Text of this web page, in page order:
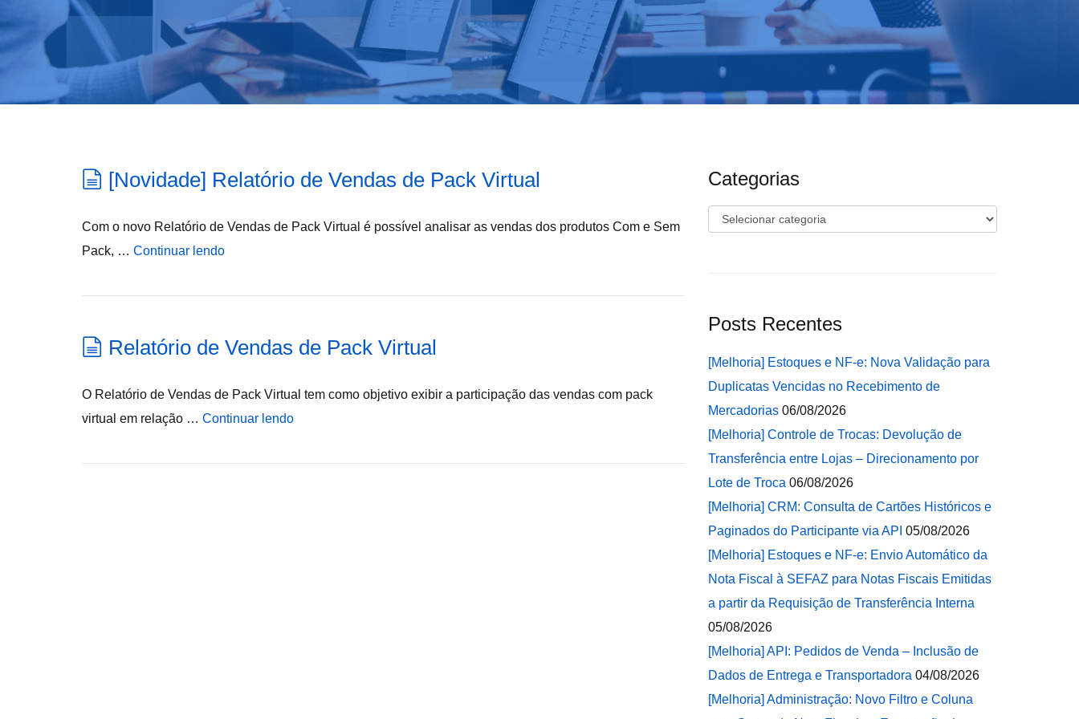
[Novidade] Relatório de Vendas de Pack Virtual
Com o novo Relatório de Vendas de Pack Virtual é possível analisar as vendas dos produtos Com e Sem
Pack, … Continuar lendo
Relatório de Vendas de Pack Virtual
O Relatório de Vendas de Pack Virtual tem como objetivo exibir a participação das vendas com pack
virtual em relação … Continuar lendo
Categorias
Categorias
Posts Recentes
[Melhoria] Estoques e NF-e: Nova Validação para
Duplicatas Vencidas no Recebimento de
Mercadorias 06/08/2026
[Melhoria] Controle de Trocas: Devolução de
Transferência entre Lojas – Direcionamento por
Lote de Troca 06/08/2026
[Melhoria] CRM: Consulta de Cartões Históricos e
Paginados do Participante via API 05/08/2026
[Melhoria] Estoques e NF-e: Envio Automático da
Nota Fiscal à SEFAZ para Notas Fiscais Emitidas
a partir da Requisição de Transferência Interna
05/08/2026
[Melhoria] API: Pedidos de Venda – Inclusão de
Dados de Entrega e Transportadora 04/08/2026
[Melhoria] Administração: Novo Filtro e Coluna